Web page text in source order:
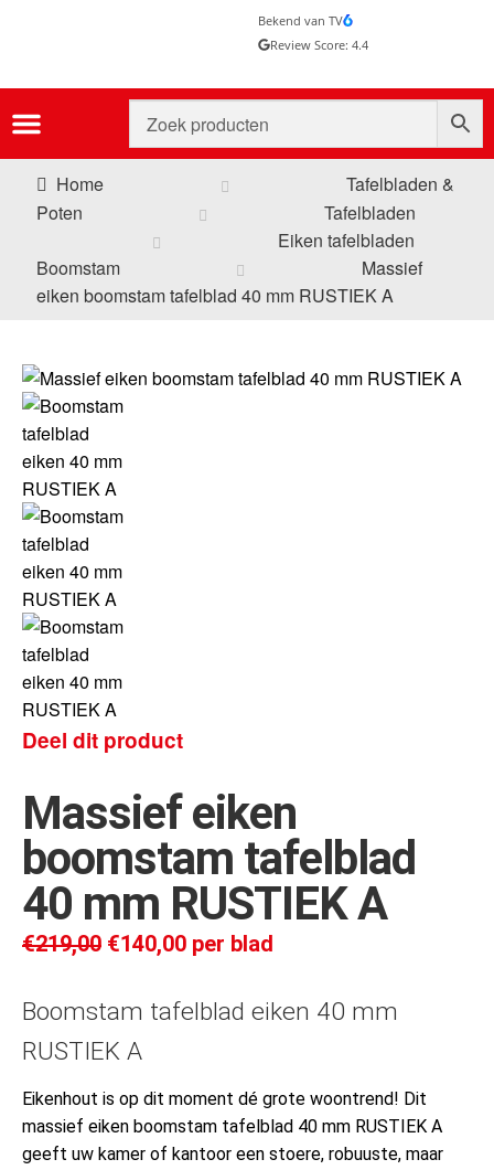
Bekend van TV
Review Score: 4.4
Home
Tafelbladen &
Poten
Tafelbladen
Eiken tafelbladen
Boomstam
Massief
eiken boomstam tafelblad 40 mm RUSTIEK A
Deel dit product
Massief eiken
boomstam tafelblad
40 mm RUSTIEK A
€219,00 €140,00 per blad
Boomstam tafelblad eiken 40 mm
RUSTIEK A
Eikenhout is op dit moment dé grote woontrend! Dit
massief eiken boomstam tafelblad 40 mm RUSTIEK A
geeft uw kamer of kantoor een stoere, robuuste, maar